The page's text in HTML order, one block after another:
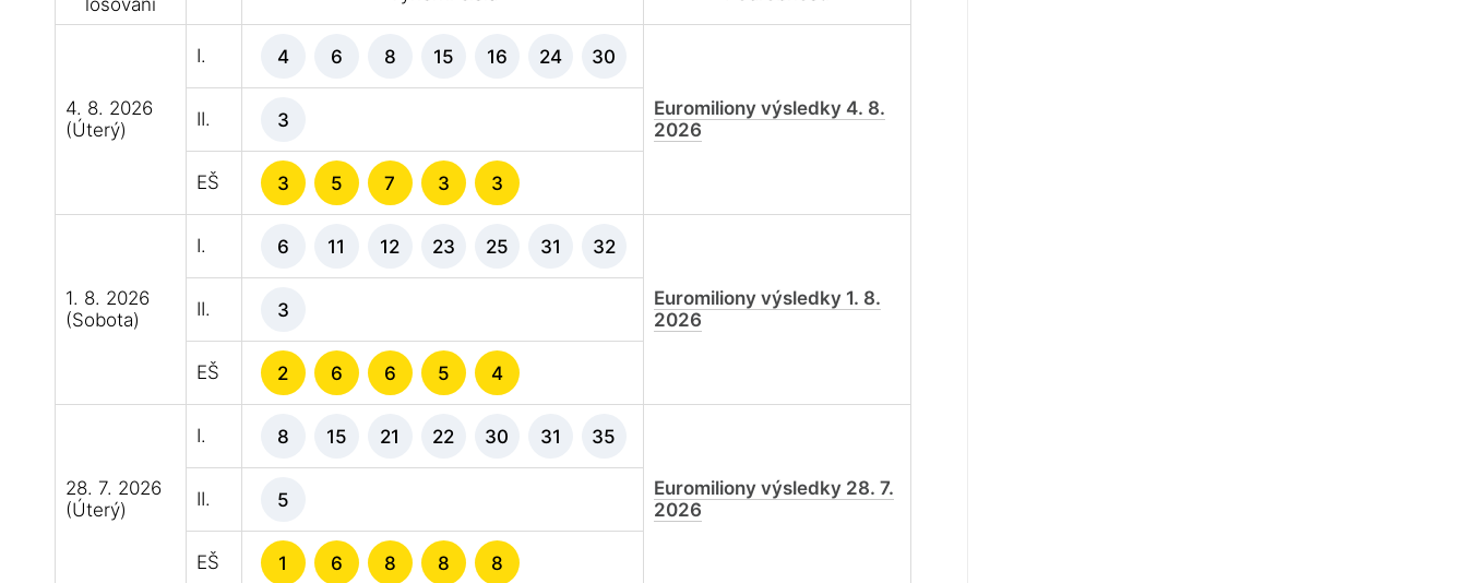
losování
4. 8. 2026
(Úterý)
I. 4 6 8 15 16 24 30
Euromiliony výsledky 4. 8.
2026
II. 3
EŠ 3 5 7 3 3
1. 8. 2026
(Sobota)
I. 6 11 12 23 25 31 32
Euromiliony výsledky 1. 8.
2026
II. 3
EŠ 2 6 6 5 4
28. 7. 2026
(Úterý)
I. 8 15 21 22 30 31 35
Euromiliony výsledky 28. 7.
2026
II. 5
EŠ 1 6 8 8 8